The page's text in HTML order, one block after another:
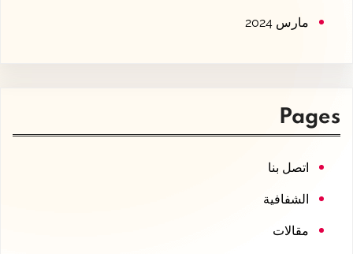
مارس 2024
Pages
اتصل بنا
الشفافية
مقالات